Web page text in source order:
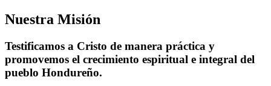
Nuestra Misión
Testificamos a Cristo de manera práctica y
promovemos el crecimiento espiritual e integral del
pueblo Hondureño.